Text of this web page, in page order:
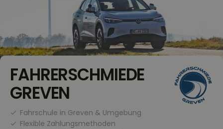
FAHRERSCHMIEDE
GREVEN
Fahrschule in Greven & Umgebung
Flexible Zahlungsmethoden